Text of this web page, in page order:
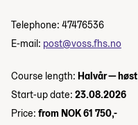
Telephone: 47476536
E-mail: post@voss.fhs.no
Course length: Halvår — høst
Start-up date: 23.08.2026
Price: from NOK 61 750,-